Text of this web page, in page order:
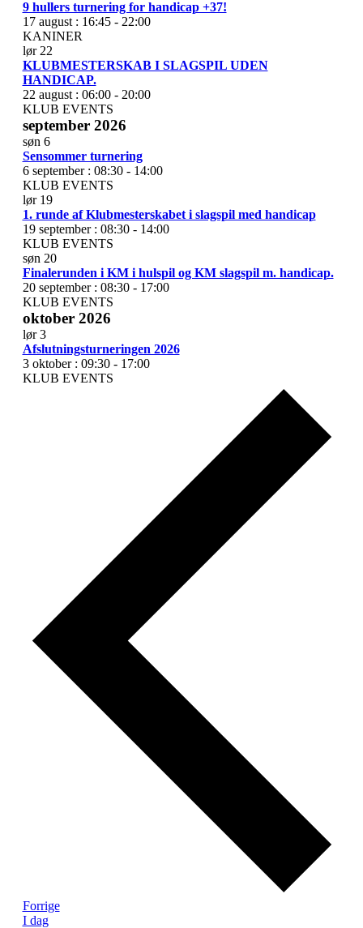
9 hullers turnering for handicap +37!
17 august : 16:45- 22:00
KANINER
lør 22
KLUBMESTERSKAB I SLAGSPIL UDEN
HANDICAP.
22 august : 06:00- 20:00
KLUB EVENTS
september 2026
søn 6
Sensommer turnering
6 september : 08:30- 14:00
KLUB EVENTS
lør 19
1. runde af Klubmesterskabet i slagspil med handicap
19 september : 08:30- 14:00
KLUB EVENTS
søn 20
Finalerunden i KM i hulspil og KM slagspil m. handicap.
20 september : 08:30- 17:00
KLUB EVENTS
oktober 2026
lør3
Afslutningsturneringen 2026
3 oktober : 09:30- 17:00
KLUB EVENTS
ForrigeBegivenheder
I dag